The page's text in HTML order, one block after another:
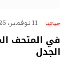
حياتنا 11 نوفمبر، 2025
في المتحف
الجدل